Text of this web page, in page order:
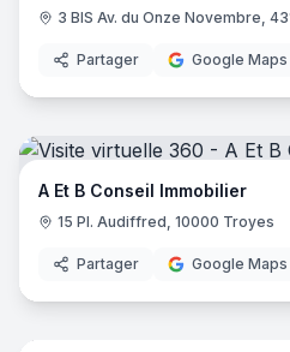
3 BIS Av. du Onze Novembre,
Partager Google Maps
A Et B Conseil Immobilier
15 Pl. Audiffred, 10000 Troyes
Partager Google Maps